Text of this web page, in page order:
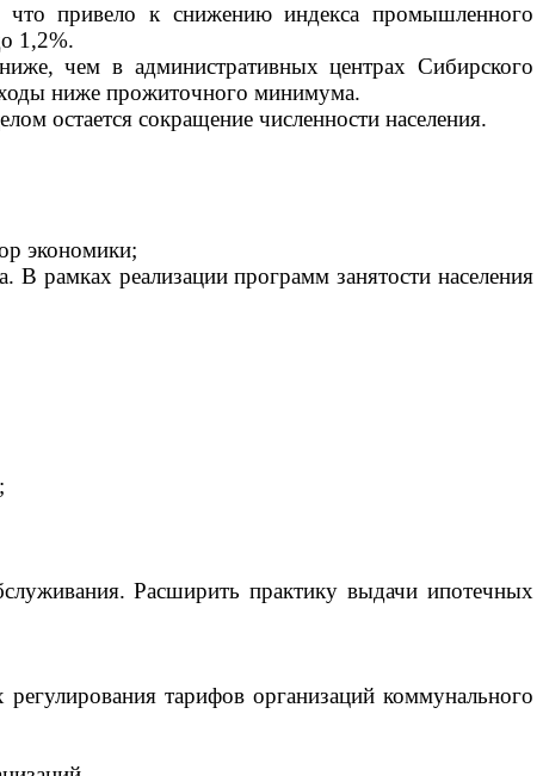
привело к снижению индекса промышленного
1,2%.
чем в административных центрах Сибирского
ниже прожиточного минимума.
остается сокращение численности населения.
экономики;
В рамках реализации программ занятости населения
Расширить практику выдачи ипотечных
тарифов организаций коммунального